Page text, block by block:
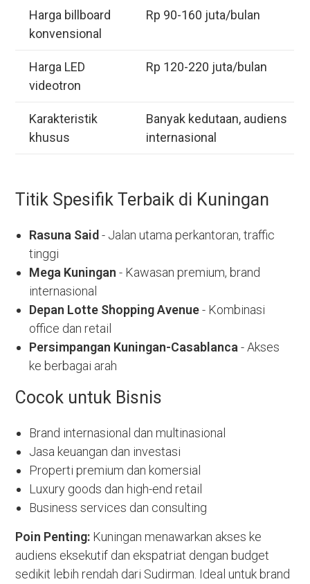
Harga billboard
konvensional
Rp 90-160 juta/bulan
Harga LED
videotron
Rp 120-220 juta/bulan
Karakteristik
khusus
Banyak kedutaan, audiens
internasional
Titik Spesifik Terbaik di Kuningan
Rasuna Said- Jalan utama perkantoran, traffic
tinggi
Mega Kuningan - Kawasan premium, brand
internasional
Depan Lotte Shopping Avenue- Kombinasi
office dan retail
Persimpangan Kuningan-Casablanca - Akses
ke berbagai arah
Cocok untuk Bisnis
Brand internasional dan multinasional
Jasa keuangan dan investasi
Properti premium dan komersial
Luxury goods dan high-end retail
Business services dan consulting
Poin Penting: Kuningan menawarkan akses ke
audiens eksekutif dan ekspatriat dengan budget
sedikit lebih rendah dari Sudirman. Ideal untuk brand